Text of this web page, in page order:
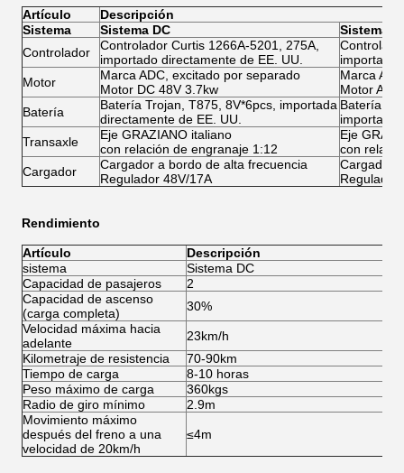
Artículo
Descripción
Sistema
Sistema DC
Sistema
Controlador
Controlador Curtis 1266A-5201, 275A,
importado directamente de EE. UU.
importado
Motor
Marca ADC, excitado por separado
Motor DC 48V 3.7kw
Marca
Motor AC
Batería
Batería Trojan, T875, 8V*6pcs, importada
directamente de EE. UU.
Batería
importada
Transaxle
Eje GRAZIANO italiano
con relación de engranaje 1:12
Eje
con
Cargador
Cargador a bordo de alta frecuencia
Regulador 48V/17A
Cargador
Regulador
Rendimiento
Artículo
Descripción
sistema
Sistema DC
Capacidad de pasajeros
2
Capacidad de ascenso
(carga completa)
30%
Velocidad máxima hacia
adelante
23km/h
Kilometraje de resistencia
70-90km
Tiempo de carga
8-10 horas
Peso máximo de carga
360kgs
Radio de giro mínimo
2.9m
Movimiento máximo
después del freno a una
velocidad de 20km/h
≤4m